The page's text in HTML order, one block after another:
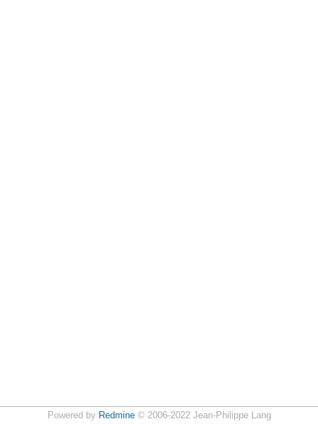
Powered by Redmine© 2006-2022 Jean-Philippe Lang